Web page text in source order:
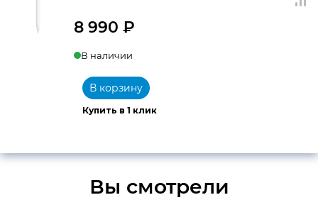
8 990 ₽
В наличии
Купить в 1 клик
В корзину
Вы смотрели